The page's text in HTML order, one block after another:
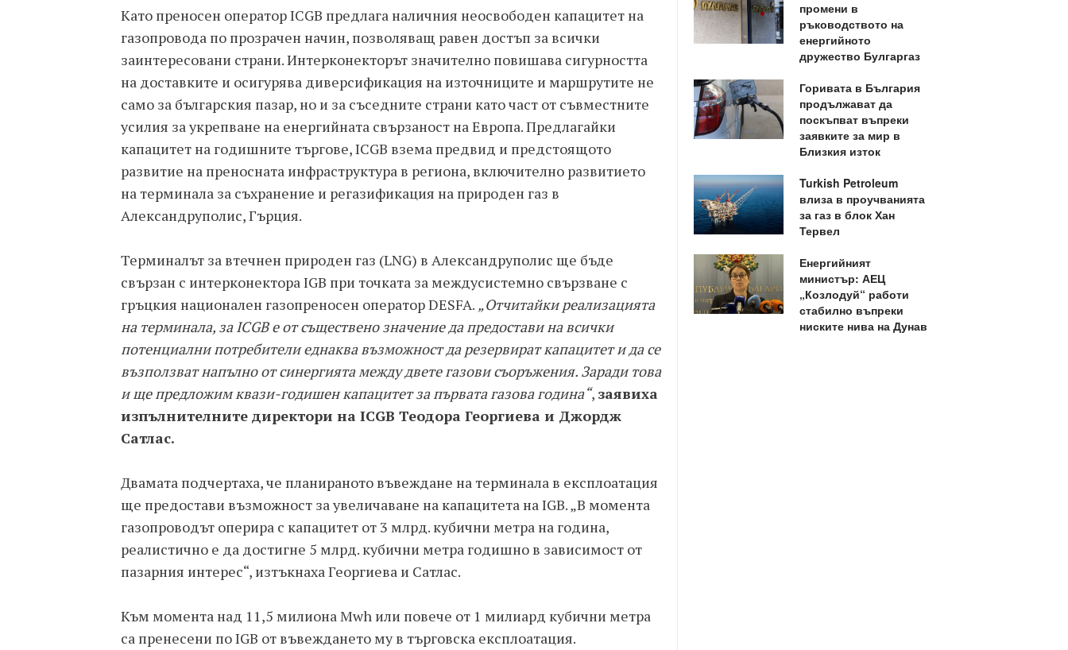
Като преносен оператор ICGB предлага наличния неосвободен капацитет на
газопровода по прозрачен начин, позволяващ равен достъп за всички
заинтересовани страни. Интерконекторът значително повишава сигурността
на доставките и осигурява диверсификация на източниците и маршрутите не
само за българския пазар, но и за съседните страни като част от съвместните
усилия за укрепване на енергийната свързаност на Европа. Предлагайки
капацитет на годишните търгове, ICGB взема предвид и предстоящото
развитие на преносната инфраструктура в региона, включително развитието
на терминала за съхранение и регазификация на природен газ в
Александруполис, Гърция.
Терминалът за втечнен природен газ (LNG) в Александруполис ще бъде
свързан с интерконектора IGB при точката за междусистемно свързване с
гръцкия национален газопреносен оператор DESFA. „Отчитайки реализацията
на терминала, за ICGB е от съществено значение да предостави на всички
потенциални потребители еднаква възможност да резервират капацитет и да се
възползват напълно от синергията между двете газови съоръжения. Заради това
и ще предложим квази-годишен капацитет за първата газова година“, заявиха
изпълнителните директори на ICGB Теодора Георгиева и Джордж
Сатлас.
Двамата подчертаха, че планираното въвеждане на терминала в експлоатация
ще предостави възможност за увеличаване на капацитета на IGB. „В момента
газопроводът оперира с капацитет от 3 млрд. кубични метра на година,
реалистично е да достигне 5 млрд. кубични метра годишно в зависимост от
пазарния интерес“, изтъкнаха Георгиева и Сатлас.
Към момента над 11,5 милиона Mwh или повече от 1 милиард кубични метра
са пренесени по IGB от въвеждането му в търговска експлоатация.
промени в
ръководството на
енергийното
дружество Булгаргаз
Горивата в България
продължават да
поскъпват въпреки
заявките за мир в
Близкия изток
Turkish Petroleum
влиза в проучванията
за газ в блок Хан
Тервел
Енергийният
министър: АЕЦ
„Козлодуй“ работи
стабилно въпреки
ниските нива на Дунав